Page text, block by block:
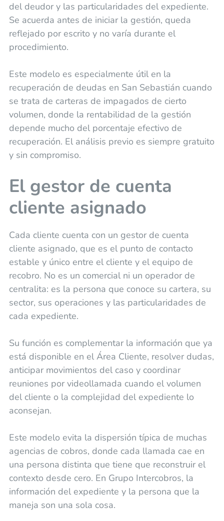
del deudor y las particularidades del expediente.
Se acuerda antes de iniciar la gestión, queda
reflejado por escrito y no varía durante el
procedimiento.
Este modelo es especialmente útil en la
recuperación de deudas en San Sebastián cuando
se trata de carteras de impagados de cierto
volumen, donde la rentabilidad de la gestión
depende mucho del porcentaje efectivo de
recuperación. El análisis previo es siempre gratuito
y sin compromiso.
El gestor de cuenta
cliente asignado
Cada cliente cuenta con un gestor de cuenta
cliente asignado, que es el punto de contacto
estable y único entre el cliente y el equipo de
recobro. No es un comercial ni un operador de
centralita: es la persona que conoce su cartera, su
sector, sus operaciones y las particularidades de
cada expediente.
Su función es complementar la información que ya
está disponible en el Área Cliente, resolver dudas,
anticipar movimientos del caso y coordinar
reuniones por videollamada cuando el volumen
del cliente o la complejidad del expediente lo
aconsejan.
Este modelo evita la dispersión típica de muchas
agencias de cobros, donde cada llamada cae en
una persona distinta que tiene que reconstruir el
contexto desde cero. En Grupo Intercobros, la
información del expediente y la persona que la
maneja son una sola cosa.